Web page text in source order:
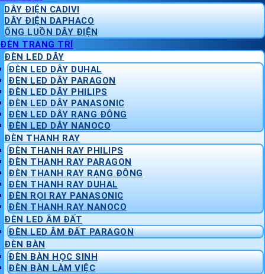
DÂY ĐIỆN CADIVI
DÂY ĐIỆN DAPHACO
ỐNG LUỒN DÂY ĐIỆN
ĐÈN TRANG TRÍ
ĐÈN LED DÂY
ĐÈN LED DÂY DUHAL
ĐÈN LED DÂY PARAGON
ĐÈN LED DÂY PHILIPS
ĐÈN LED DÂY PANASONIC
ĐÈN LED DÂY RẠNG ĐÔNG
ĐÈN LED DÂY NANOCO
ĐÈN THANH RAY
ĐÈN THANH RAY PHILIPS
ĐÈN THANH RAY PARAGON
ĐÈN THANH RAY RẠNG ĐÔNG
ĐÈN THANH RAY DUHAL
ĐÈN RỌI RAY PANASONIC
ĐÈN THANH RAY NANOCO
ĐÈN LED ÂM ĐẤT
ĐÈN LED ÂM ĐẤT PARAGON
ĐÈN BÀN
ĐÈN BÀN HỌC SINH
ĐÈN BÀN LÀM VIỆC